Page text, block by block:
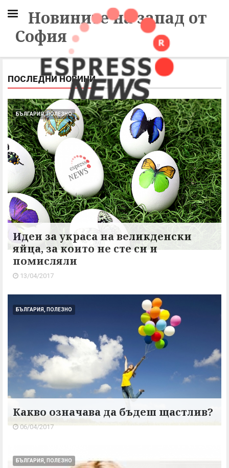
Новините на запад от
София
ПОСЛЕДНИ НОВИНИ
БЪЛГАРИЯ, ПОЛЕЗНО
Идеи за украса на великденски
яйца, за които не сте си и
помисляли
13/04/2017
БЪЛГАРИЯ, ПОЛЕЗНО
Какво означава да бъдеш щастлив?
06/04/2017
БЪЛГАРИЯ, ПОЛЕЗНО